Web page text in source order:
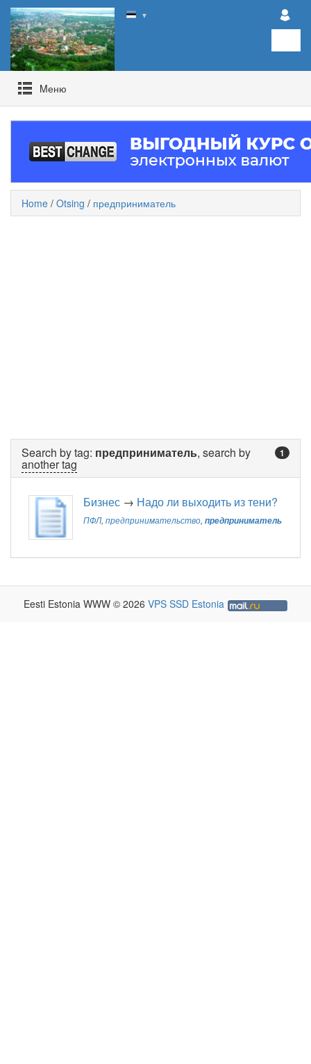
▼
Mеню
Home / Otsing / предприниматель
1
Search by tag: предприниматель, search by
another tag
Бизнес → Надо ли выходить из тени?
ПФЛ, предпринимательство, предприниматель
Eesti Estonia WWW © 2026 VPS SSD Estonia